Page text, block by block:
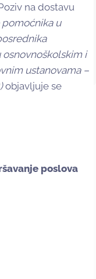
na dostavu
pomoćnika u
osnovnoškolskim i
ustanovama –
objavljuje se
poslova